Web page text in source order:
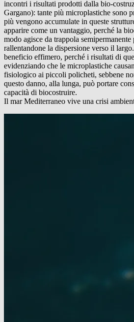
incontri i risultati prodotti dalla bio-
Gargano): tante più microplastiche sono
più vengono accumulate in queste
apparire come un vantaggio, perché la
modo agisce da trappola
rallentandone la dispersione verso il
beneficio effimero, perché i risultati di
evidenziando che le microplastiche
fisiologico ai piccoli policheti, sebbene
questo danno, alla lunga, può portare
capacità di biocostruire.
Il mar Mediterraneo vive una crisi